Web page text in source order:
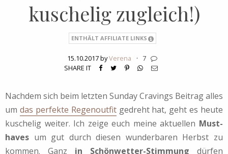
kuschelig zugleich!)
ENTHÄLT AFFILIATE LINKS
15.10.2017 byVerena ·
7
SHARE IT
Nachdem sich beim letzten Sunday Cravings Beitrag alles
um das perfekte Regenoutfitgedreht hat, geht es heute
kuschelig weiter. Ich zeige euch meine aktuellen Must-
haves um gut durch diesen wunderbaren Herbst zu
kommen. Ganz in Schönwetter-Stimmung dürfen